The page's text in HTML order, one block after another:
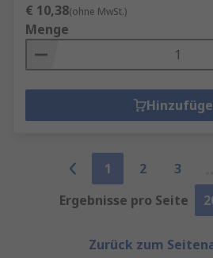
€ 10,38(ohne MwSt.)
Menge
1 2 3
Ergebnisse pro Seite
Zurück zum